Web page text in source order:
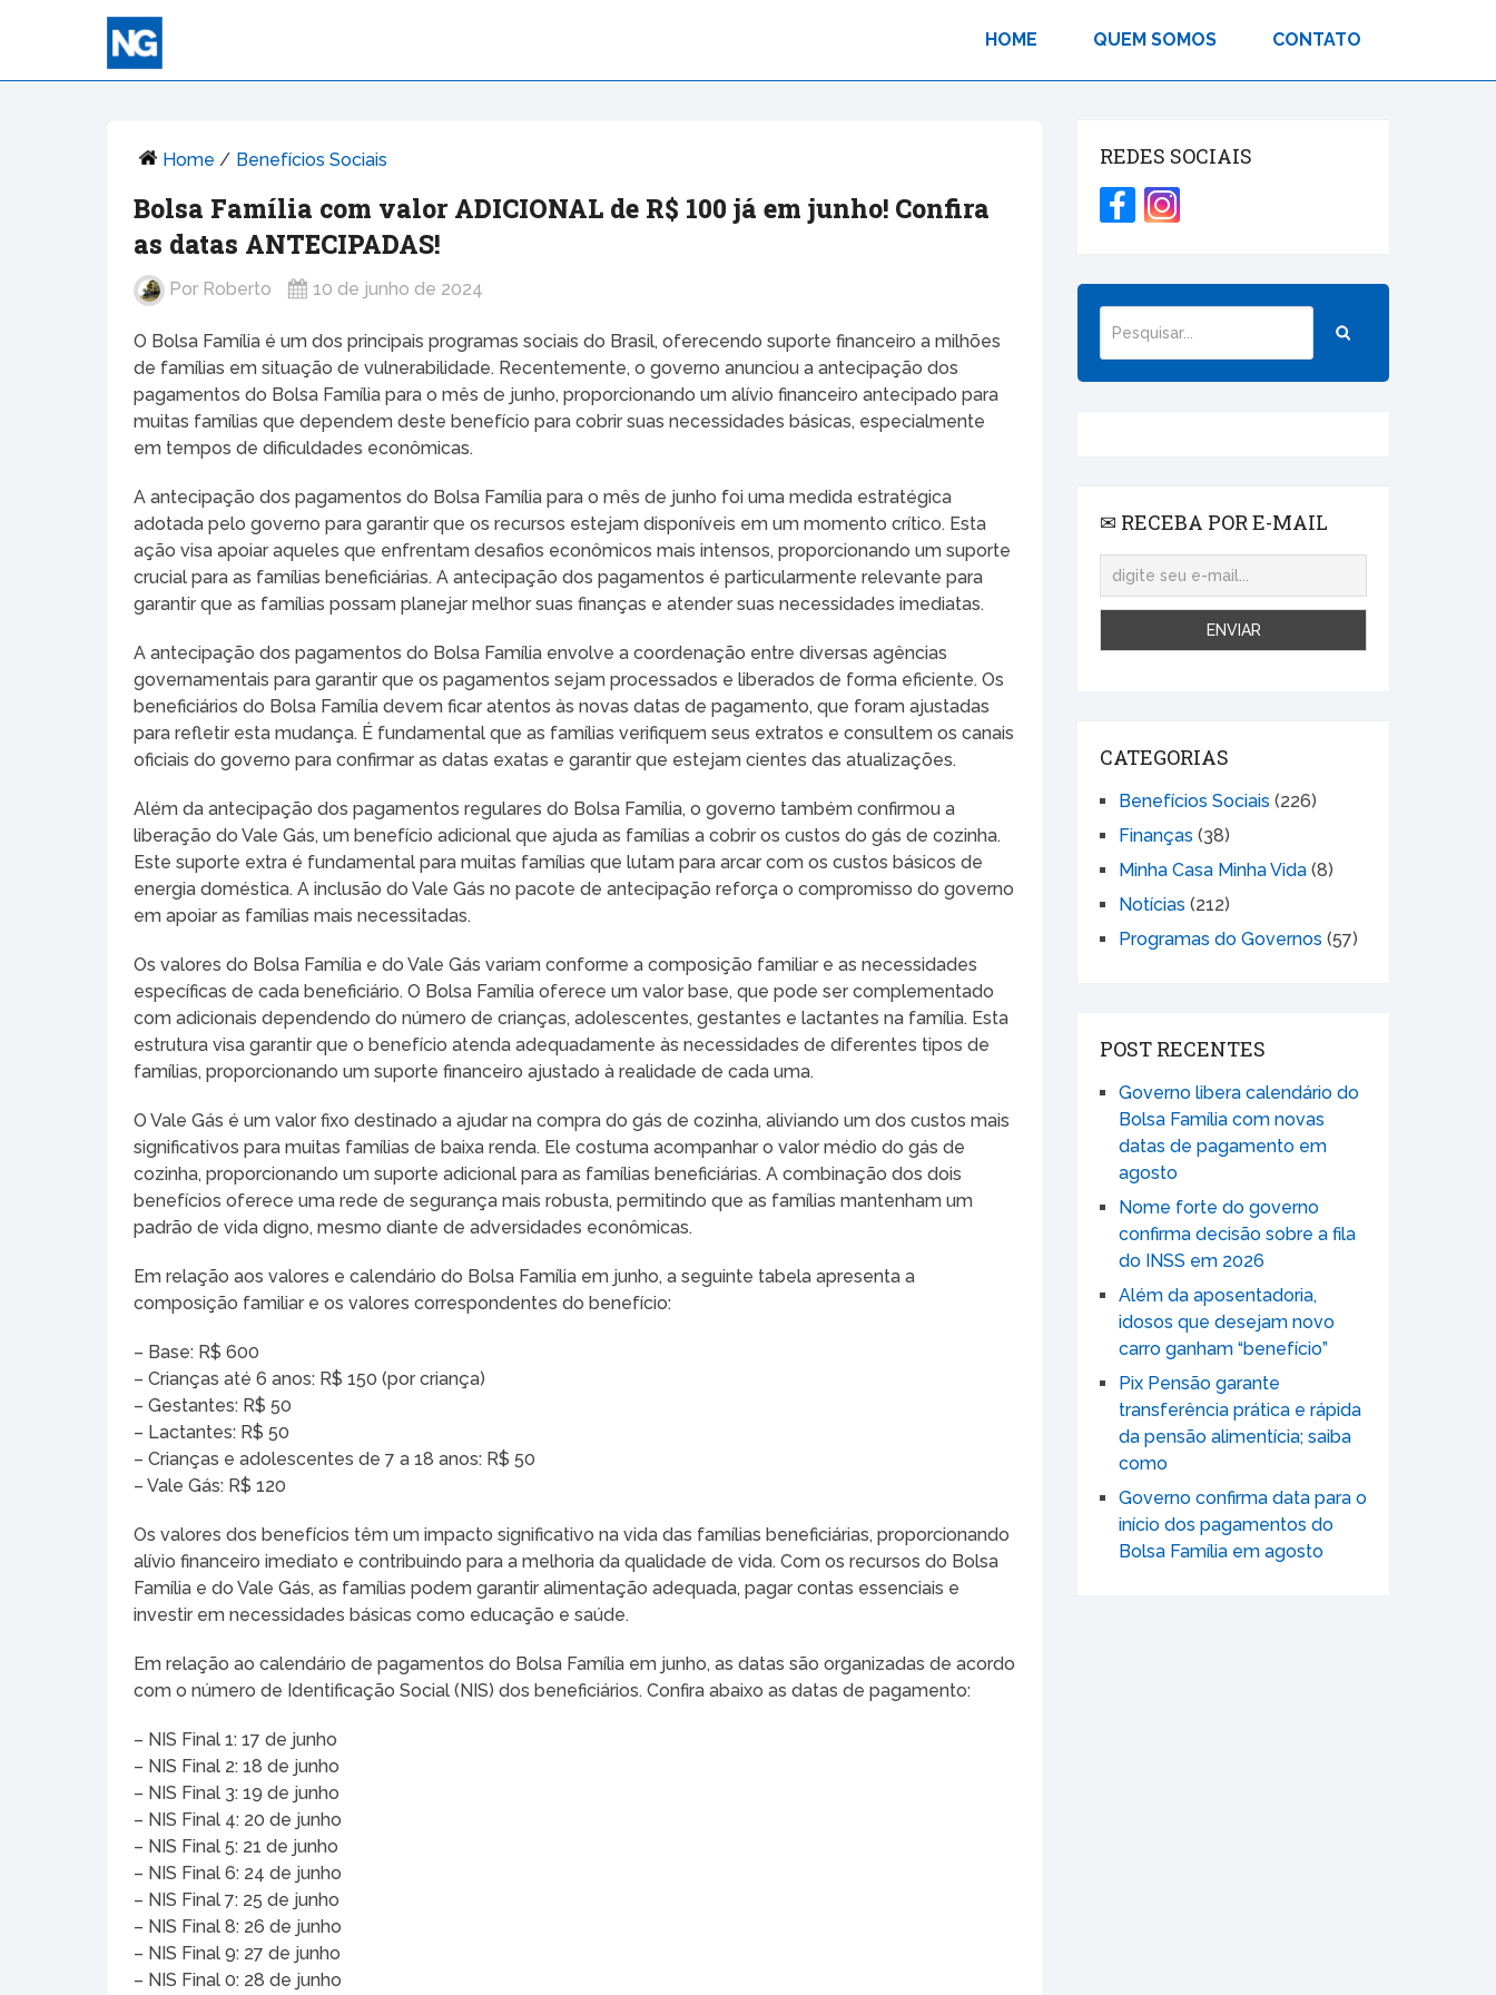
HOME QUEM SOMOS CONTATO
Home / Benefícios Sociais
Bolsa Família com valor ADICIONAL de R$ 100 já em junho! Confira
as datas ANTECIPADAS!
Por Roberto 10 de junho de 2024
O Bolsa Família é um dos principais programas sociais do Brasil, oferecendo suporte financeiro a milhões
de famílias em situação de vulnerabilidade. Recentemente, o governo anunciou a antecipação dos
pagamentos do Bolsa Família para o mês de junho, proporcionando um alívio financeiro antecipado para
muitas famílias que dependem deste benefício para cobrir suas necessidades básicas, especialmente
em tempos de dificuldades econômicas.
A antecipação dos pagamentos do Bolsa Família para o mês de junho foi uma medida estratégica
adotada pelo governo para garantir que os recursos estejam disponíveis em um momento crítico. Esta
ação visa apoiar aqueles que enfrentam desafios econômicos mais intensos, proporcionando um suporte
crucial para as famílias beneficiárias. A antecipação dos pagamentos é particularmente relevante para
garantir que as famílias possam planejar melhor suas finanças e atender suas necessidades imediatas.
A antecipação dos pagamentos do Bolsa Família envolve a coordenação entre diversas agências
governamentais para garantir que os pagamentos sejam processados e liberados de forma eficiente. Os
beneficiários do Bolsa Família devem ficar atentos às novas datas de pagamento, que foram ajustadas
para refletir esta mudança. É fundamental que as famílias verifiquem seus extratos e consultem os canais
oficiais do governo para confirmar as datas exatas e garantir que estejam cientes das atualizações.
Além da antecipação dos pagamentos regulares do Bolsa Família, o governo também confirmou a
liberação do Vale Gás, um benefício adicional que ajuda as famílias a cobrir os custos do gás de cozinha.
Este suporte extra é fundamental para muitas famílias que lutam para arcar com os custos básicos de
energia doméstica. A inclusão do Vale Gás no pacote de antecipação reforça o compromisso do governo
em apoiar as famílias mais necessitadas.
Os valores do Bolsa Família e do Vale Gás variam conforme a composição familiar e as necessidades
específicas de cada beneficiário. O Bolsa Família oferece um valor base, que pode ser complementado
com adicionais dependendo do número de crianças, adolescentes, gestantes e lactantes na família. Esta
estrutura visa garantir que o benefício atenda adequadamente às necessidades de diferentes tipos de
famílias, proporcionando um suporte financeiro ajustado à realidade de cada uma.
O Vale Gás é um valor fixo destinado a ajudar na compra do gás de cozinha, aliviando um dos custos mais
significativos para muitas famílias de baixa renda. Ele costuma acompanhar o valor médio do gás de
cozinha, proporcionando um suporte adicional para as famílias beneficiárias. A combinação dos dois
benefícios oferece uma rede de segurança mais robusta, permitindo que as famílias mantenham um
padrão de vida digno, mesmo diante de adversidades econômicas.
Em relação aos valores e calendário do Bolsa Família em junho, a seguinte tabela apresenta a
composição familiar e os valores correspondentes do benefício:
– Base: R$ 600
– Crianças até 6 anos: R$ 150 (por criança)
– Gestantes: R$ 50
– Lactantes: R$ 50
– Crianças e adolescentes de 7 a 18 anos: R$ 50
– Vale Gás: R$ 120
Os valores dos benefícios têm um impacto significativo na vida das famílias beneficiárias, proporcionando
alívio financeiro imediato e contribuindo para a melhoria da qualidade de vida. Com os recursos do Bolsa
Família e do Vale Gás, as famílias podem garantir alimentação adequada, pagar contas essenciais e
investir em necessidades básicas como educação e saúde.
Em relação ao calendário de pagamentos do Bolsa Família em junho, as datas são organizadas de acordo
com o número de Identificação Social (NIS) dos beneficiários. Confira abaixo as datas de pagamento:
– NIS Final 1: 17 de junho
– NIS Final 2: 18 de junho
– NIS Final 3: 19 de junho
– NIS Final 4: 20 de junho
– NIS Final 5: 21 de junho
– NIS Final 6: 24 de junho
– NIS Final 7: 25 de junho
– NIS Final 8: 26 de junho
– NIS Final 9: 27 de junho
– NIS Final 0: 28 de junho
REDES SOCIAIS
✉ RECEBA POR E-MAIL
CATEGORIAS
Benefícios Sociais (226)
Finanças (38)
Minha Casa Minha Vida (8)
Notícias (212)
Programas do Governos (57)
POST RECENTES
Governo libera calendário do
Bolsa Família com novas
datas de pagamento em
agosto
Nome forte do governo
confirma decisão sobre a fila
do INSS em 2026
Além da aposentadoria,
idosos que desejam novo
carro ganham “benefício”
Pix Pensão garante
transferência prática e rápida
da pensão alimentícia; saiba
como
Governo confirma data para o
início dos pagamentos do
Bolsa Família em agosto